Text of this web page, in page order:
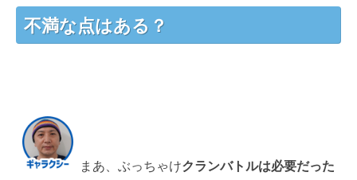
不満な点はある？
まあ、ぶっちゃけクランバトルは必要だった